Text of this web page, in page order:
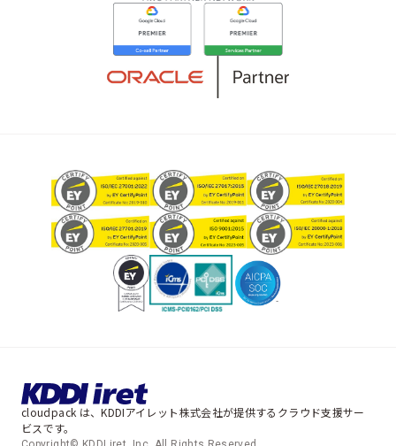
cloudpack は、KDDIアイレット株式会社が提供するクラウド支援サー
ビスです。